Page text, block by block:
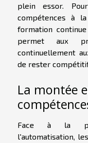
plein essor.
compétences à
formation
permet aux
continuellement
de rester
La montée
Face à la
l'automatisation,